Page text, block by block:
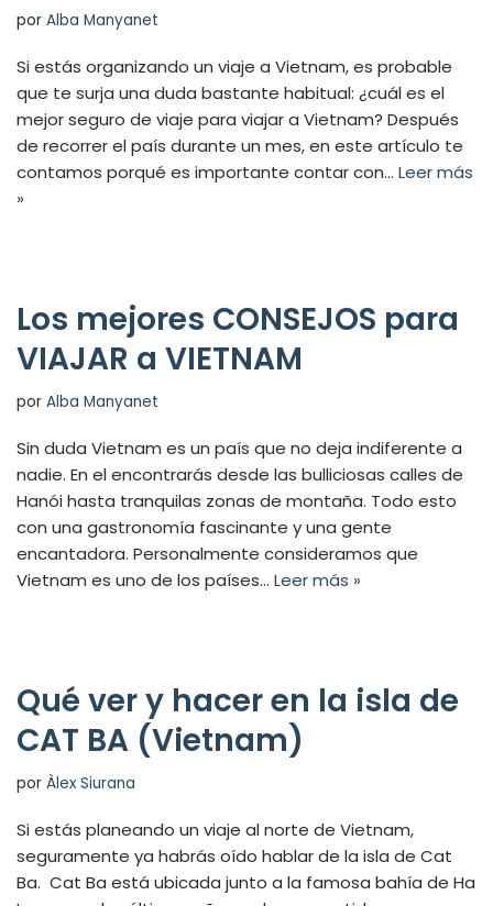
por Alba Manyanet
Si estás organizando un viaje a Vietnam, es probable
que te surja una duda bastante habitual: ¿cuál es el
mejor seguro de viaje para viajar a Vietnam? Después
de recorrer el país durante un mes, en este artículo te
contamos porqué es importante contar con… Leer más
»
Los mejores CONSEJOS para
VIAJAR a VIETNAM
por Alba Manyanet
Sin duda Vietnam es un país que no deja indiferente a
nadie. En el encontrarás desde las bulliciosas calles de
Hanói hasta tranquilas zonas de montaña. Todo esto
con una gastronomía fascinante y una gente
encantadora. Personalmente consideramos que
Vietnam es uno de los países… Leer más »
Qué ver y hacer en la isla de
CAT BA (Vietnam)
por Àlex Siurana
Si estás planeando un viaje al norte de Vietnam,
seguramente ya habrás oído hablar de la isla de Cat
Ba. Cat Ba está ubicada junto a la famosa bahía de Ha